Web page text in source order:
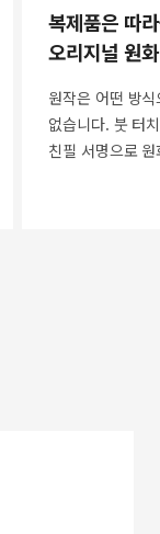
복제품은 따
오리지널 원
원작은 어떤 방
없습니다. 붓 터
친필 서명으로